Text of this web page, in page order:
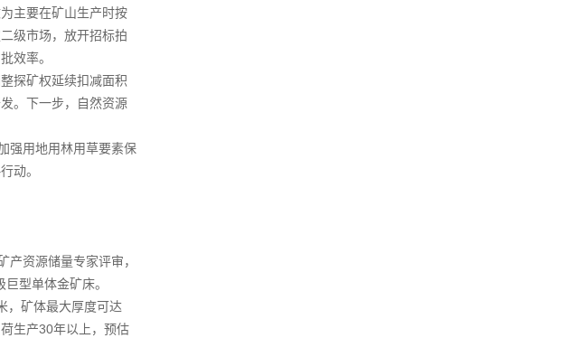
主要在矿山生产时按
级市场，放开招标拍
效率。
探矿权延续扣减面积
。下一步，自然资源
强用地用林用草要素保
动。
资源储量专家评审，
型单体金矿床。
，矿体最大厚度可达
生产30年以上，预估